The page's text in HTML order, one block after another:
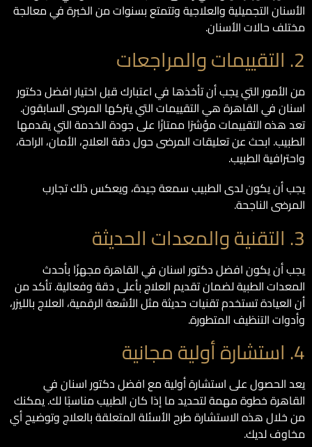
الأسنان التجميلية والعلاجية وتتمتع بسنوات من الخبرة في معالجة
مختلف حالات الأسنان.
2. التقييمات والمراجعات
من الأمور التي يجب أن تأخذها في اعتبارك قبل اختيار افضل دكتور
اسنان في القاهرة هي التقييمات التي يتركها المرضى السابقون.
تعد هذه التقييمات مؤشرًا ممتازًا على جودة الخدمة التي يقدمها
الطبيب. ابحث عن تعليقات المرضى حول دقة العلاج، الأمان، الراحة،
واحترافية الطبيب.
يجب أن يكون لدى الطبيب سمعة جيدة، ويعكس ذلك تجارب
المرضى الناجحة.
3. التقنية والمعدات الحديثة
يجب أن يكون افضل دكتور اسنان في القاهرة مجهزًا بأحدث
المعدات الطبية لضمان تقديم العلاج بأعلى دقة وفعالية. تأكد من
أن العيادة تستخدم تقنيات حديثة مثل الأشعة الرقمية، العلاج بالليزر،
وأدوات التنظيف المتطورة.
4. استشارة أولية مجانية
يعد الحصول على استشارة أولية مع افضل دكتور اسنان في
القاهرة خطوة مهمة لتحديد ما إذا كان الطبيب مناسبًا لك. يمكنك
من خلال هذه الاستشارة طرح الأسئلة المتعلقة بالعلاج وتوضيح أي
مخاوف لديك.